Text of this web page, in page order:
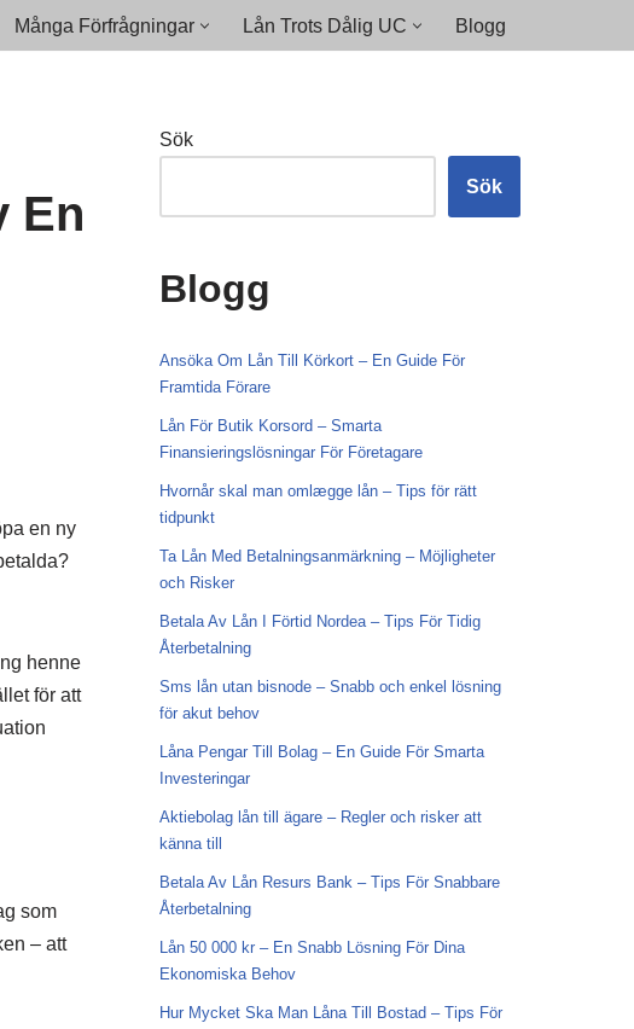
Många Förfrågningar Lån Trots Dålig UC Blogg
En
en ny
henne
för att
som
– att
Sök
Sök
Blogg
Ansöka Om Lån Till Körkort – En Guide För
Framtida Förare
Lån För Butik Korsord – Smarta
Finansieringslösningar För Företagare
Hvornår skal man omlægge lån – Tips för rätt
tidpunkt
Ta Lån Med Betalningsanmärkning – Möjligheter
och Risker
Betala Av Lån I Förtid Nordea – Tips För Tidig
Återbetalning
Sms lån utan bisnode – Snabb och enkel lösning
för akut behov
Låna Pengar Till Bolag – En Guide För Smarta
Investeringar
Aktiebolag lån till ägare – Regler och risker att
känna till
Betala Av Lån Resurs Bank – Tips För Snabbare
Återbetalning
Lån 50 000 kr – En Snabb Lösning För Dina
Ekonomiska Behov
Hur Mycket Ska Man Låna Till Bostad – Tips För